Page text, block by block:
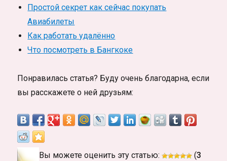
Простой секрет как сейчас покупать
Авиабилеты
Как работать удалённо
Что посмотреть в Бангкоке
Понравилась статья? Буду очень благодарна, если
вы расскажете о ней друзьям:
Вы можете оценить эту статью: (3